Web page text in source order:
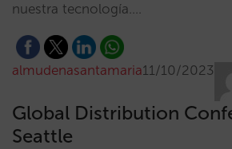
nuestra tecnología.…
almudenasantamaria11/10/2023
Global Distribution
Seattle